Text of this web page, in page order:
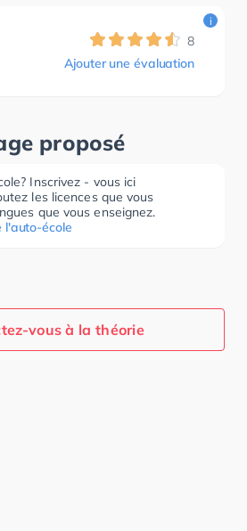
8
Ajouter une évaluation
i
proposé
Inscrivez - vous ici
les licences que vous
que vous enseignez.
l'auto-école
vous à la théorie